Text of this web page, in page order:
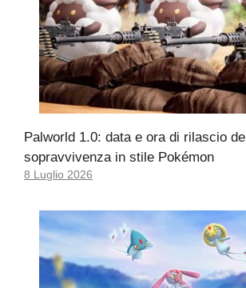
Palworld 1.0: data e ora di rilascio
sopravvivenza in stile Pokémon
8 Luglio 2026